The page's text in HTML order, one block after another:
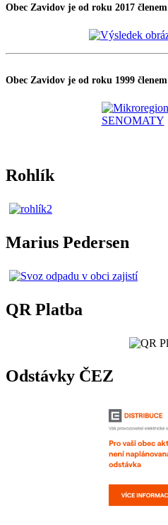
Obec Zavidov je od roku 2017 členem
Obec Zavidov je od roku 1999 členem
Rohlík
Marius Pedersen
QR Platba
Odstávky ČEZ